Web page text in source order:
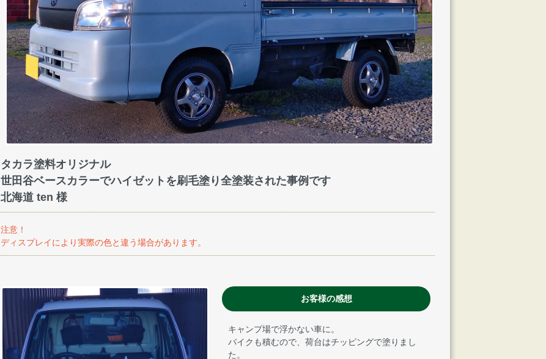
タカラ塗料オリジナル
世田谷ベースカラーでハイゼットを刷毛塗り全塗装された事例です
北海道 ten 様
注意！
ディスプレイにより実際の色と違う場合があります。
お客様の感想
キャンプ場で浮かない車に。
バイクも積むので、荷台はチッピングで塗りまし
た。